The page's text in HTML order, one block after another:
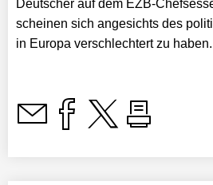
Deutscher auf dem EZB-
scheinen sich angesichts des
in Europa verschlechtert zu haben.